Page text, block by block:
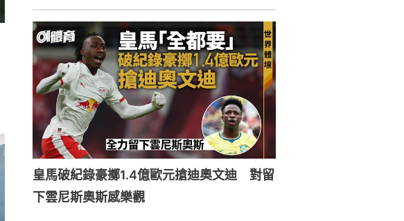
皇馬破紀錄豪擲1.4億歐元搶迪奧文迪 對留
下雲尼斯奧斯感樂觀